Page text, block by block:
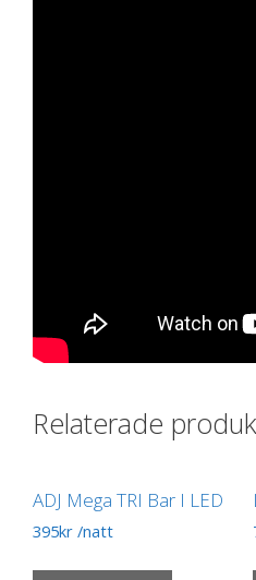
Relaterade
ADJ Mega TRI Bar I LED
395kr /natt